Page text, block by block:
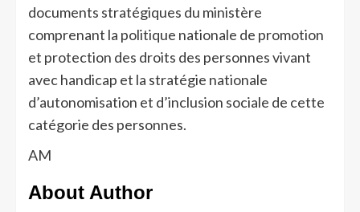
documents stratégiques du ministère
comprenant la politique nationale de promotion
et protection des droits des personnes vivant
avec handicap et la stratégie nationale
d’autonomisation et d’inclusion sociale de cette
catégorie des personnes.
AM
About Author